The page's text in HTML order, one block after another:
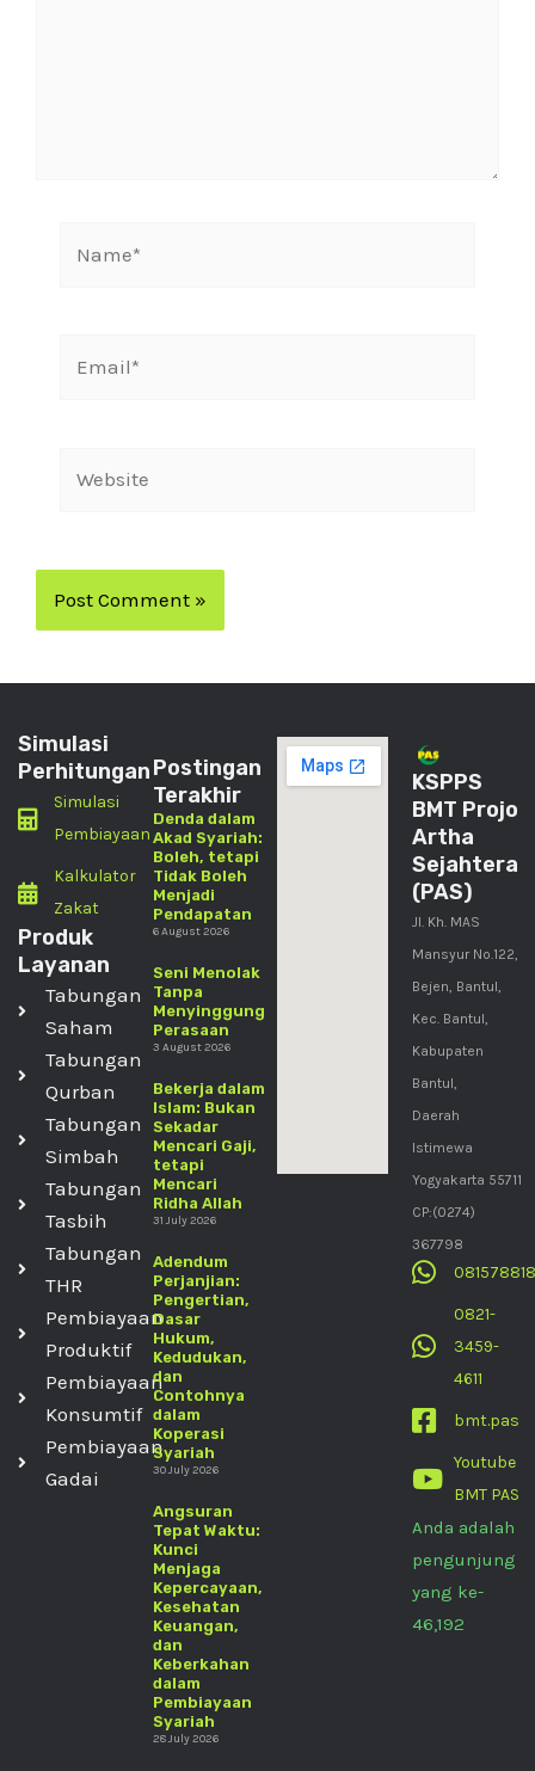
Simulasi
Perhitungan
Simulasi
Pembiayaan
Kalkulator
Zakat
Produk
Layanan
Tabungan
Saham
Tabungan
Qurban
Tabungan
Simbah
Tabungan
Tasbih
Tabungan
THR
Pembiayaan
Produktif
Pembiayaan
Konsumtif
Pembiayaan
Gadai
Postingan
Terakhir
Denda dalam
Akad Syariah:
Boleh, tetapi
Tidak Boleh
Menjadi
Pendapatan
6 August 2026
Seni Menolak
Tanpa
Menyinggung
Perasaan
3 August 2026
Bekerja dalam
Islam: Bukan
Sekadar
Mencari Gaji,
tetapi
Mencari
Ridha Allah
31 July 2026
Adendum
Perjanjian:
Pengertian,
Dasar
Hukum,
Kedudukan,
dan
Contohnya
dalam
Koperasi
Syariah
30 July 2026
Angsuran
Tepat Waktu:
Kunci
Menjaga
Kepercayaan,
Kesehatan
Keuangan,
dan
Keberkahan
dalam
Pembiayaan
Syariah
28 July 2026
KSPPS
BMT Projo
Artha
Sejahtera
(PAS)
Jl. Kh. MAS
Mansyur No.122,
Bejen, Bantul,
Kec. Bantul,
Kabupaten
Bantul,
Daerah
Istimewa
Yogyakarta 55711
CP:(0274)
367798
0821-
3459-
4611
bmt.pas
Youtube
BMT PAS
Anda adalah
pengunjung
yang ke-
46,192